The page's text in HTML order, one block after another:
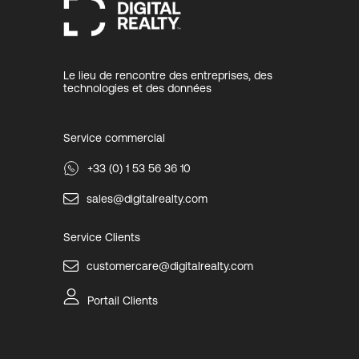
Le lieu de rencontre des entreprises, des
technologies et des données
Service commercial
+33 (0) 1 53 56 36 10
sales@digitalrealty.com
Service Clients
customercare@digitalrealty.com
Portail Clients